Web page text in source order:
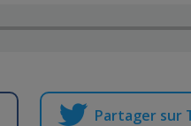
Partager sur